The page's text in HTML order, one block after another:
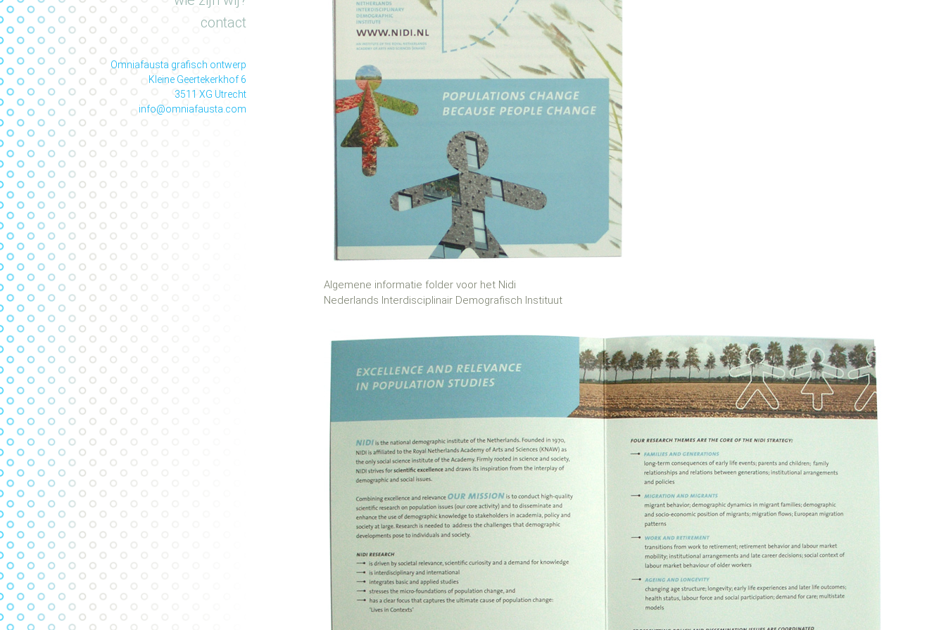
contact
Omniafausta grafisch ontwerp
Kleine Geertekerkhof 6
3511 XG Utrecht
info@omniafausta.com
Algemene informatie folder voor het Nidi
Nederlands Interdisciplinair Demografisch Instituut